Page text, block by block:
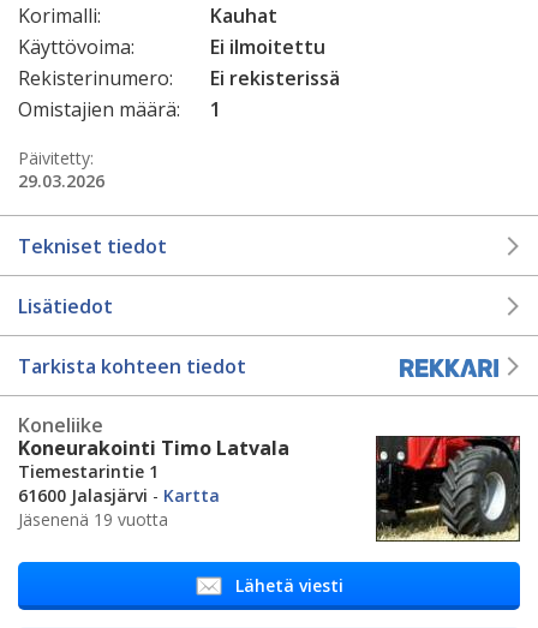
Korimalli:
Kauhat
Käyttövoima:
Ei ilmoitettu
Rekisterinumero:
Ei rekisterissä
Omistajien määrä:
1
Päivitetty:
29.03.2026
Tekniset tiedot
Lisätiedot
Tarkista kohteen tiedot
Koneliike
Koneurakointi Timo Latvala
Tiemestarintie 1
61600 Jalasjärvi - Kartta
Jäsenenä 19 vuotta
Lähetä viesti